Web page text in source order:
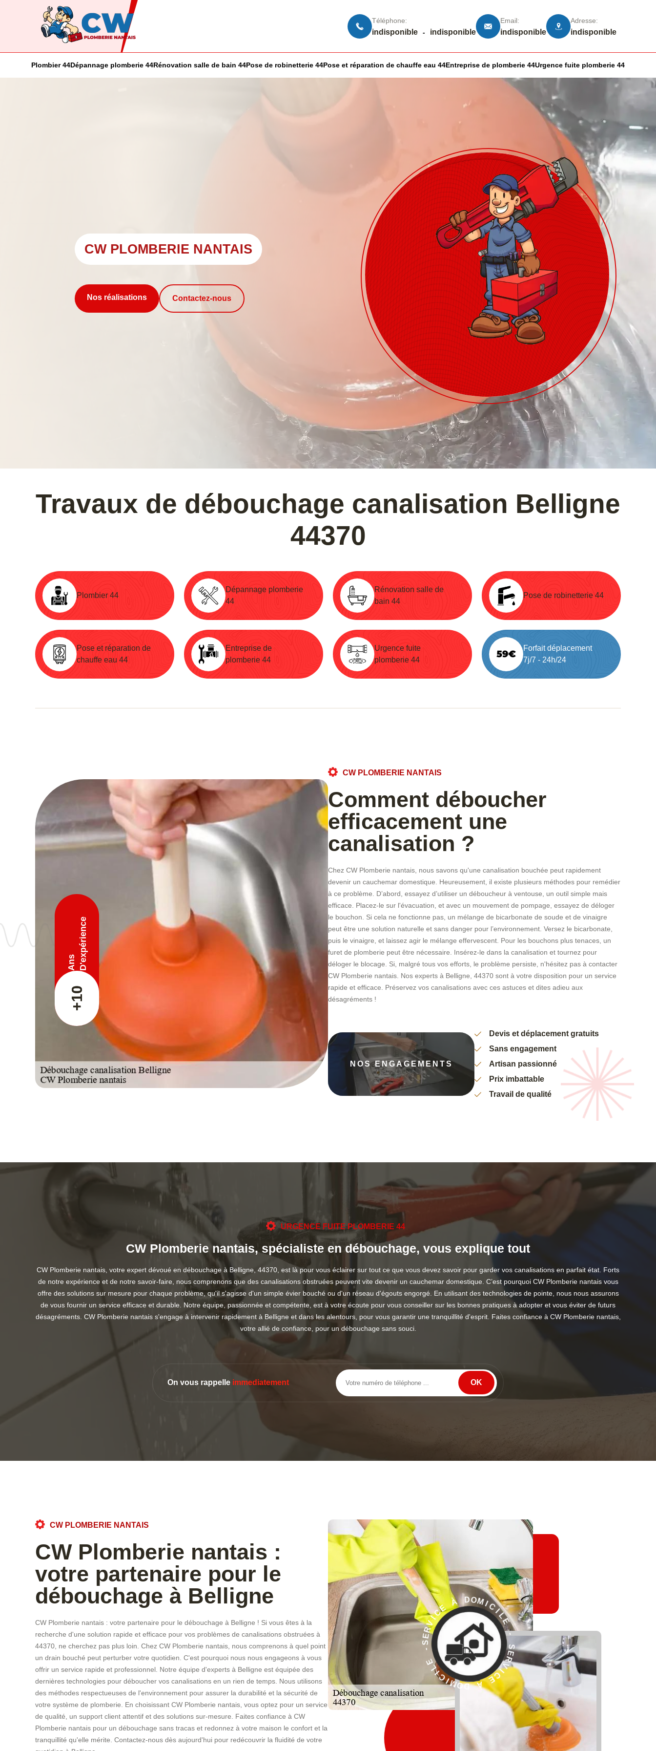
Téléphone:
indisponible - indisponible
Email:
indisponible
Adresse:
indisponible
Plombier 44Dépannage plomberie 44Rénovation salle de bain 44Pose de robinetterie 44Pose et réparation de chauffe eau 44Entreprise de plomberie 44Urgence fuite plomberie 44
CW PLOMBERIE NANTAIS
Nos réalisations Contactez-nous
Travaux de débouchage canalisation Belligne
44370
Plombier 44
Dépannage plomberie
44
Rénovation salle de
bain 44
Pose de robinetterie 44
Pose et réparation de
chauffe eau 44
Entreprise de
plomberie 44
Urgence fuite
plomberie 44
Forfait déplacement
7j/7 - 24h/24
+10
Ans D'expérience
CW PLOMBERIE NANTAIS
Comment déboucher
efficacement une
canalisation ?
Chez CW Plomberie nantais, nous savons qu'une canalisation bouchée peut rapidement
devenir un cauchemar domestique. Heureusement, il existe plusieurs méthodes pour remédier
à ce problème. D’abord, essayez d’utiliser un déboucheur à ventouse, un outil simple mais
efficace. Placez-le sur l'évacuation, et avec un mouvement de pompage, essayez de déloger
le bouchon. Si cela ne fonctionne pas, un mélange de bicarbonate de soude et de vinaigre
peut être une solution naturelle et sans danger pour l’environnement. Versez le bicarbonate,
puis le vinaigre, et laissez agir le mélange effervescent. Pour les bouchons plus tenaces, un
furet de plomberie peut être nécessaire. Insérez-le dans la canalisation et tournez pour
déloger le blocage. Si, malgré tous vos efforts, le problème persiste, n'hésitez pas à contacter
CW Plomberie nantais. Nos experts à Belligne, 44370 sont à votre disposition pour un service
rapide et efficace. Préservez vos canalisations avec ces astuces et dites adieu aux
désagréments !
NOS ENGAGEMENTS
Devis et déplacement gratuits
Sans engagement
Artisan passionné
Prix imbattable
Travail de qualité
URGENCE FUITE PLOMBERIE 44
CW Plomberie nantais, spécialiste en débouchage, vous explique tout
CW Plomberie nantais, votre expert dévoué en débouchage à Belligne, 44370, est là pour vous éclairer sur tout ce que vous devez savoir pour garder vos canalisations en parfait état. Forts
de notre expérience et de notre savoir-faire, nous comprenons que des canalisations obstruées peuvent vite devenir un cauchemar domestique. C’est pourquoi CW Plomberie nantais vous
offre des solutions sur mesure pour chaque problème, qu'il s'agisse d'un simple évier bouché ou d'un réseau d'égouts engorgé. En utilisant des technologies de pointe, nous nous assurons
de vous fournir un service efficace et durable. Notre équipe, passionnée et compétente, est à votre écoute pour vous conseiller sur les bonnes pratiques à adopter et vous éviter de futurs
désagréments. CW Plomberie nantais s'engage à intervenir rapidement à Belligne et dans les alentours, pour vous garantir une tranquillité d'esprit. Faites confiance à CW Plomberie nantais,
votre allié de confiance, pour un débouchage sans souci.
On vous rappelle immediatement
CW PLOMBERIE NANTAIS
CW Plomberie nantais :
votre partenaire pour le
débouchage à Belligne
CW Plomberie nantais : votre partenaire pour le débouchage à Belligne ! Si vous êtes à la
recherche d'une solution rapide et efficace pour vos problèmes de canalisations obstruées à
44370, ne cherchez pas plus loin. Chez CW Plomberie nantais, nous comprenons à quel point
un drain bouché peut perturber votre quotidien. C'est pourquoi nous nous engageons à vous
offrir un service rapide et professionnel. Notre équipe d'experts à Belligne est équipée des
dernières technologies pour déboucher vos canalisations en un rien de temps. Nous utilisons
des méthodes respectueuses de l'environnement pour assurer la durabilité et la sécurité de
votre système de plomberie. En choisissant CW Plomberie nantais, vous optez pour un service
de qualité, un support client attentif et des solutions sur-mesure. Faites confiance à CW
Plomberie nantais pour un débouchage sans tracas et redonnez à votre maison le confort et la
tranquillité qu'elle mérite. Contactez-nous dès aujourd'hui pour redécouvrir la fluidité de votre
S
E
R
V
C
E
À
D
OM
CI LE -
SE
R
V
I
E
À
D
O
M
I
C
I
L
E
-